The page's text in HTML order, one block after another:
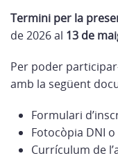
Termini per la
de 2026 al 13 de
Per poder
amb la següent
Formulari
Fotocòpia DNI
Currículum de